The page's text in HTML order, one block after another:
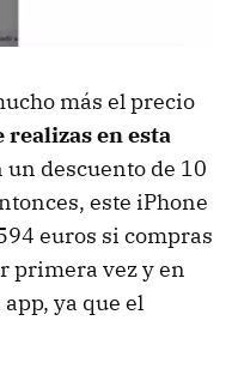
más el precio
en esta
un descuento de 10
este iPhone
euros si compras
primera vez y en
ya que el